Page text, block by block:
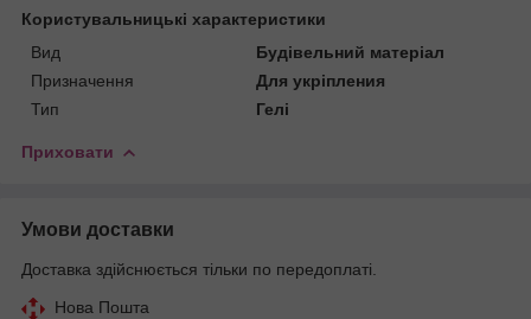
Користувальницькі характеристики
Вид
Будівельний матеріал
Призначення
Для укріпления
Тип
Гелі
Приховати
Умови доставки
Доставка здійснюється тільки по передоплаті.
Нова Пошта